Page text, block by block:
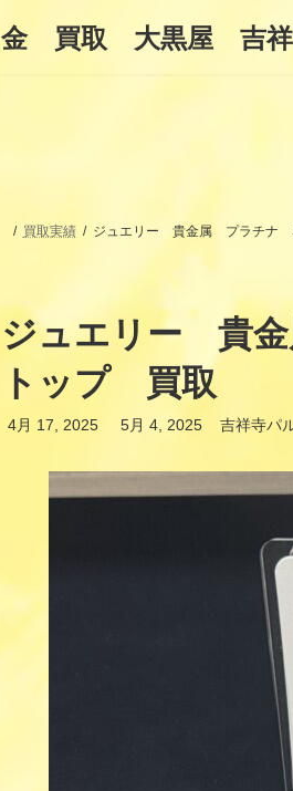
金 買取 大黒屋 吉祥
買取実績 ジュエリー 貴金属 プラチナ
ジュエリー 貴
トップ 買取
4月 17, 2025
最
日
5月 4, 2025 吉祥寺パ